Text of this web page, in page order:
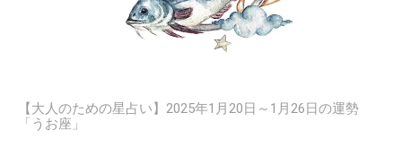
【大人のための星占い】2025年1月20日～1月26日の運勢
「うお座」